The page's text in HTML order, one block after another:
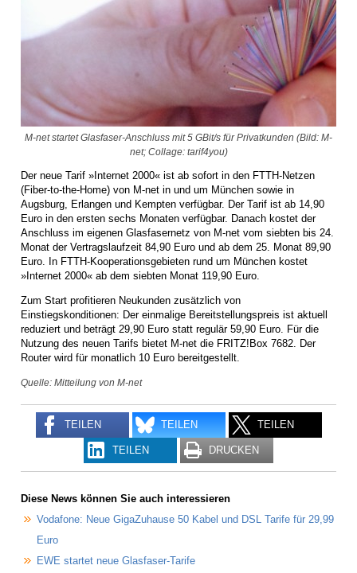
M-net startet Glasfaser-Anschluss mit 5 GBit/s für Privatkunden (Bild: M-
net; Collage: tarif4you)
Der neue Tarif »Internet 2000« ist ab sofort in den FTTH-Netzen
(Fiber-to-the-Home) von M-net in und um München sowie in
Augsburg, Erlangen und Kempten verfügbar. Der Tarif ist ab 14,90
Euro in den ersten sechs Monaten verfügbar. Danach kostet der
Anschluss im eigenen Glasfasernetz von M-net vom siebten bis 24.
Monat der Vertragslaufzeit 84,90 Euro und ab dem 25. Monat 89,90
Euro. In FTTH-Kooperationsgebieten rund um München kostet
»Internet 2000« ab dem siebten Monat 119,90 Euro.
Zum Start profitieren Neukunden zusätzlich von
Einstiegskonditionen: Der einmalige Bereitstellungspreis ist aktuell
reduziert und beträgt 29,90 Euro statt regulär 59,90 Euro. Für die
Nutzung des neuen Tarifs bietet M-net die FRITZ!Box 7682. Der
Router wird für monatlich 10 Euro bereitgestellt.
Quelle: Mitteilung von M-net
TEILEN TEILEN TEILEN
TEILEN DRUCKEN
Diese News können Sie auch interessieren
Vodafone: Neue GigaZuhause 50 Kabel und DSL Tarife für 29,99
Euro
EWE startet neue Glasfaser-Tarife